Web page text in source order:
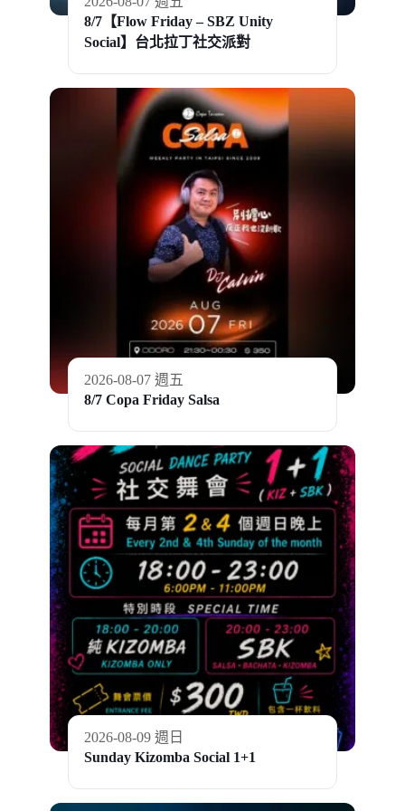
8/7【Flow Friday – SBZ Unity
Social】台北拉丁社交派對
2026-08-07 週五
8/7 Copa Friday Salsa
2026-08-09 週日
Sunday Kizomba Social 1+1